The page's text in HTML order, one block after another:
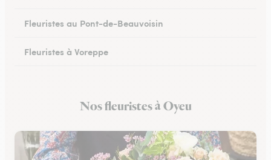
Fleuristes au Pont-de-Beauvoisin
Fleuristes à Voreppe
Fleuristes à BeaurepaireNos fleuristes à Oyeu